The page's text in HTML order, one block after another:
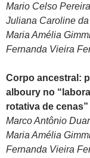
Mario Celso
Juliana Caroline
Maria Amélia
Fernanda Vieira
Corpo ancestral:
alboury no
rotativa de cenas”
Marco Antônio
Maria Amélia
Fernanda Vieira